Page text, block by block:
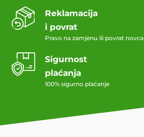
Reklamacija
i povrat
Pravo na zamjenu ili povrat novca
Sigurnost
plaćanja
100% sigurno plaćanje